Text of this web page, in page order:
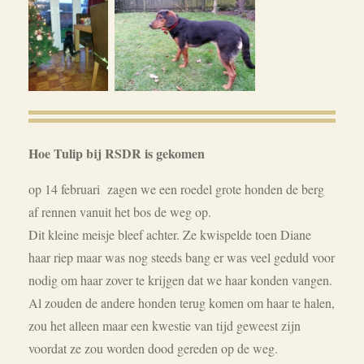
Hoe Tulip bij RSDR is gekomen
op 14 februari zagen we een roedel grote honden de berg
af rennen vanuit het bos de weg op.
Dit kleine meisje bleef achter. Ze kwispelde toen Diane
haar riep maar was nog steeds bang er was veel geduld voor
nodig om haar zover te krijgen dat we haar konden vangen.
Al zouden de andere honden terug komen om haar te halen,
zou het alleen maar een kwestie van tijd geweest zijn
voordat ze zou worden dood gereden op de weg.